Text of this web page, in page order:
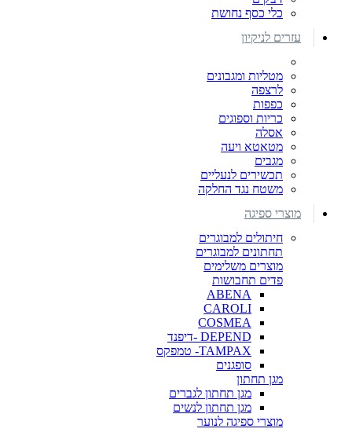
כלי כסף נחושת
עזרים לניקיון
מטליות ומגבונים
לרצפה
כפפות
כריות וספוגים
אסלה
מטאטא ויעה
מגבים
תכשירים לנעליים
משטח נגד החלקה
מוצרי ספיגה
חיתולים למבוגרים
תחתונים למבוגרים
מוצרים משלימים
פדים תחבושות
ABENA
CAROLI
COSMEA
DEPEND -דיפנד
TAMPAX- טמפקס
סופגנים
מגן תחתון
מגן תחתון לגברים
מגן תחתון לנשים
מוצרי ספיגה לנוער